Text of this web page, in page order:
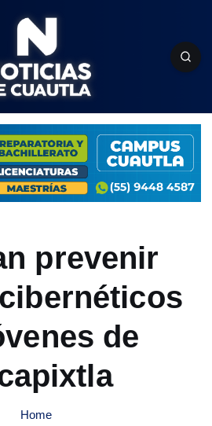
prevenir
de
Home